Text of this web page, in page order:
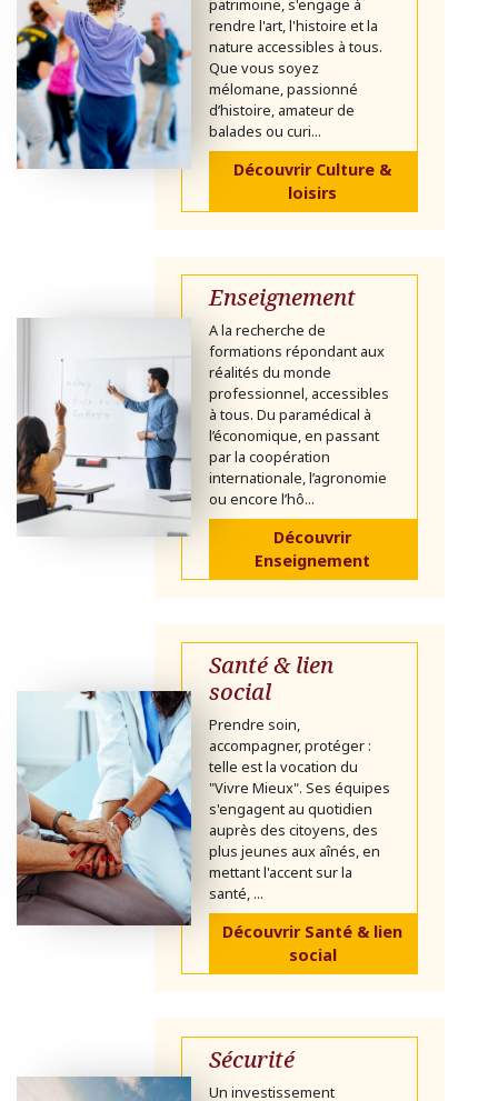
patrimoine, s'engage à
rendre l'art, l'histoire et la
nature accessibles à tous.
Que vous soyez
mélomane, passionné
d’histoire, amateur de
balades ou curi...
Découvrir Culture &
loisirs
Enseignement
A la recherche de
formations répondant aux
réalités du monde
professionnel, accessibles
à tous. Du paramédical à
l’économique, en passant
par la coopération
internationale, l’agronomie
ou encore l’hô...
Découvrir
Enseignement
Santé & lien
social
Prendre soin,
accompagner, protéger :
telle est la vocation du
"Vivre Mieux". Ses équipes
s'engagent au quotidien
auprès des citoyens, des
plus jeunes aux aînés, en
mettant l'accent sur la
santé, ...
Découvrir Santé & lien
social
Sécurité
Un investissement